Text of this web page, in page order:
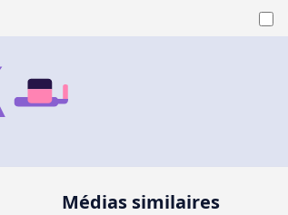
Médias similaires